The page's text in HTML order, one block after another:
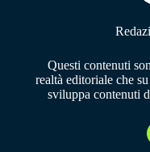
Questi contenuti
realtà editoriale che
sviluppa contenuti